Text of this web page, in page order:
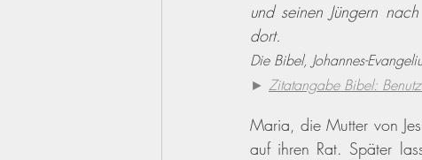
und seinen Jüngern
dort.
Die Bibel, Johannes-
► Zitatangabe Bibel:
Maria, die Mutter von
auf ihren Rat. Später